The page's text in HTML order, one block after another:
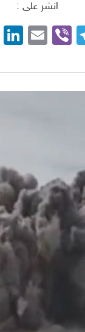
انشر على :
Viber